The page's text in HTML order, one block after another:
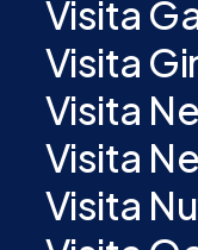
Visita
Visita
Visita
Visita
Visita